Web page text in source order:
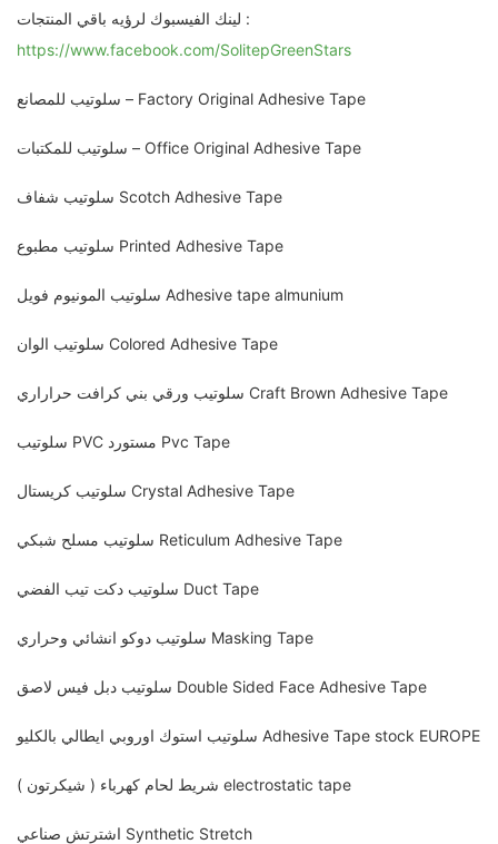
لينك الفيسبوك لرؤيه باقي المنتجات :
https://www.facebook.com/SolitepGreenStars
سلوتيب للمصانع – Factory Original Adhesive Tape
سلوتيب للمكتبات – Office Original Adhesive Tape
سلوتيب شفاف Scotch Adhesive Tape
سلوتيب مطبوع Printed Adhesive Tape
سلوتيب المونيوم فويل Adhesive tape almunium
سلوتيب الوان Colored Adhesive Tape
سلوتيب ورقي بني كرافت حراراري Craft Brown Adhesive Tape
سلوتيب PVC مستورد Pvc Tape
سلوتيب كريستال Crystal Adhesive Tape
سلوتيب مسلح شبكي Reticulum Adhesive Tape
سلوتيب دكت تيب الفضي Duct Tape
سلوتيب دوكو انشائي وحراري Masking Tape
سلوتيب دبل فيس لاصق Double Sided Face Adhesive Tape
سلوتيب استوك اوروبي ايطالي بالكليو Adhesive Tape stock EUROPE
شريط لحام كهرباء ( شيكرتون ) electrostatic tape
اشترتش صناعي Synthetic Stretch